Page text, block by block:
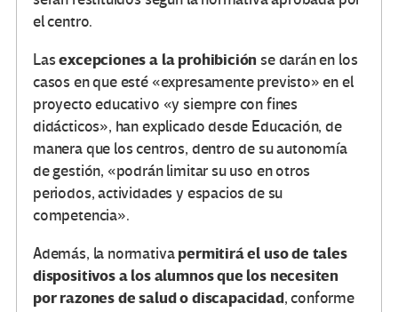
el centro.
Lasexcepciones a la prohibición se darán en los
casos en que esté «expresamente previsto» en el
proyecto educativo «y siempre con fines
didácticos», han explicado desde Educación, de
manera que los centros, dentro de su autonomía
de gestión, «podrán limitar su uso en otros
periodos, actividades y espacios de su
competencia».
Además, la normativapermitirá el uso de tales
dispositivos a los alumnos que los necesiten
por razones de salud o discapacidad, conforme